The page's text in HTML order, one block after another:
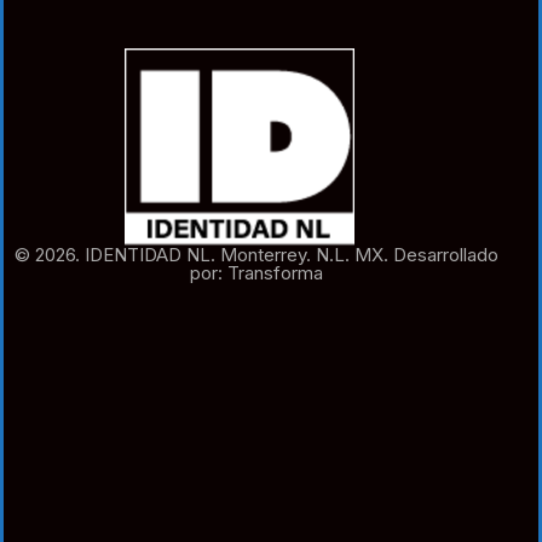
© 2026. IDENTIDAD NL. Monterrey. N.L. MX. Desarrollado
por: Transforma